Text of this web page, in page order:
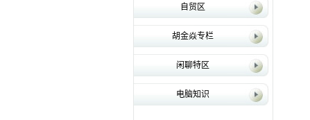
自贸区
胡金焱专栏
闲聊特区
电脑知识